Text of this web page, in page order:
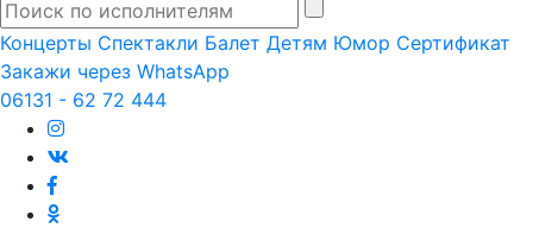
Концерты Спектакли Балет Детям Юмор Сертификат
Закажи через WhatsApp
06131 - 62 72 444